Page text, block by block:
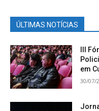
ÚLTIMAS NOTÍCIAS
III
em
30/07/